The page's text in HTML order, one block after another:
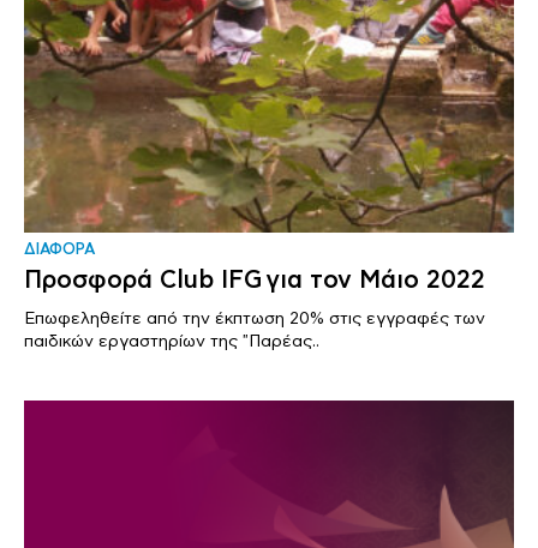
ΔΙΑΦΟΡΑ
Προσφορά Club IFG για τον Μάιο 2022
Επωφεληθείτε από την έκπτωση 20% στις εγγραφές των
παιδικών εργαστηρίων της "Παρέας..